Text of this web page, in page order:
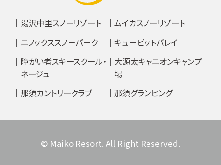
湯沢中里スノーリゾート
ムイカスノーリゾート
ニノックススノーパーク
キューピットバレイ
障がい者スキースクール・
ネージュ
大源太キャニオンキャンプ
場
那須カントリークラブ
那須グランピング
© Maiko Resort. All Right Reserved.